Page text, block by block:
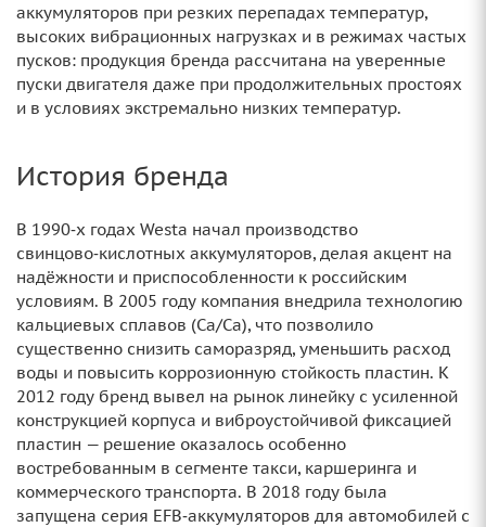
аккумуляторов при резких перепадах температур,
высоких вибрационных нагрузках и в режимах частых
пусков: продукция бренда рассчитана на уверенные
пуски двигателя даже при продолжительных простоях
и в условиях экстремально низких температур.
История бренда
В 1990‑х годах Westa начал производство
свинцово‑кислотных аккумуляторов, делая акцент на
надёжности и приспособленности к российским
условиям. В 2005 году компания внедрила технологию
кальциевых сплавов (Ca/Ca), что позволило
существенно снизить саморазряд, уменьшить расход
воды и повысить коррозионную стойкость пластин. К
2012 году бренд вывел на рынок линейку с усиленной
конструкцией корпуса и виброустойчивой фиксацией
пластин — решение оказалось особенно
востребованным в сегменте такси, каршеринга и
коммерческого транспорта. В 2018 году была
запущена серия EFB‑аккумуляторов для автомобилей с